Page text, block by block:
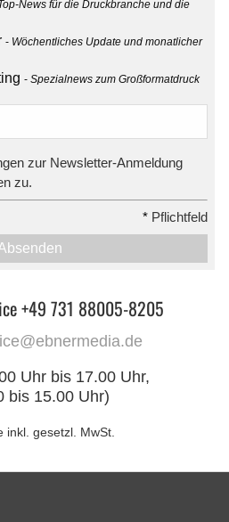
News für die Druckbranche und die
Wöchentliches Update und monatlicher
Spezialnews zum Großformatdruck
zur Newsletter-Anmeldung
zu.
* Pflichtfeld
+49 731 88005-8205
Uhr bis 17.00 Uhr,
bis 15.00 Uhr)
inkl. gesetzl. MwSt.